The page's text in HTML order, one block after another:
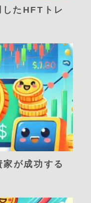
したHFTトレ
が成功する